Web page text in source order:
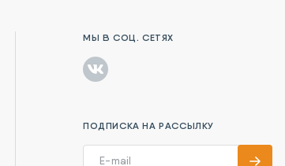
МЫ В СОЦ. СЕТЯХ
ПОДПИСКА НА РАССЫЛКУ